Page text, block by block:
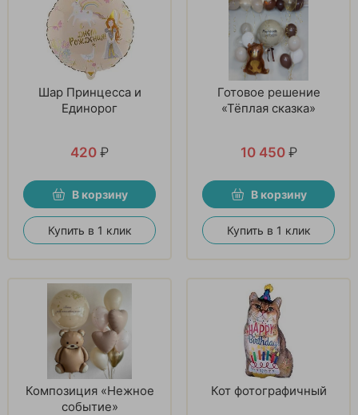
Шар Принцесса и
Единорог
420 ₽
В корзину
Купить в 1 клик
Готовое решение
«Тёплая сказка»
10 450 ₽
В корзину
Купить в 1 клик
Композиция «Нежное
событие»
Кот фотографичный